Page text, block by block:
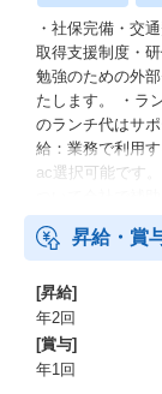
・社保完備・交
取得支援制度・
勉強のための外
たします。 ・ラ
のランチ代はサ
給：業務で利用
ac選択可能です
め会として会社
昇給・賞
[昇給]
年2回
[賞与]
年1回